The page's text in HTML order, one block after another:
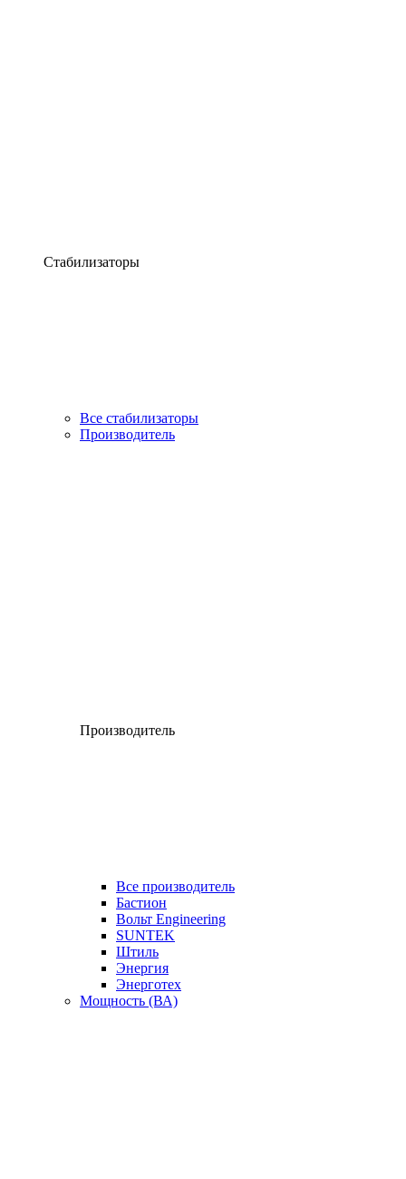
Стабилизаторы
Все стабилизаторы
Производитель
Производитель
Все производитель
Бастион
Вольт Engineering
SUNTEK
Штиль
Энергия
Энерготех
Мощность (ВА)